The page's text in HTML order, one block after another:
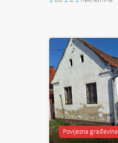
Povijesna građevina